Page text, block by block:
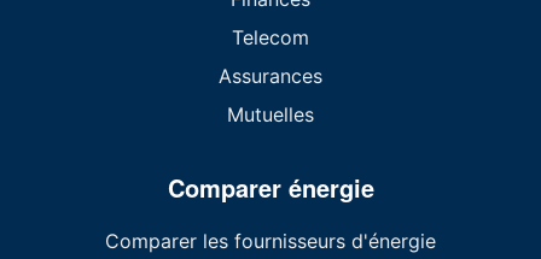
Telecom
Assurances
Mutuelles
Comparer énergie
Comparer les fournisseurs d'énergie